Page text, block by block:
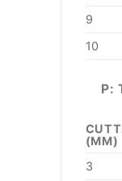
9
10
P:
(MM)
3